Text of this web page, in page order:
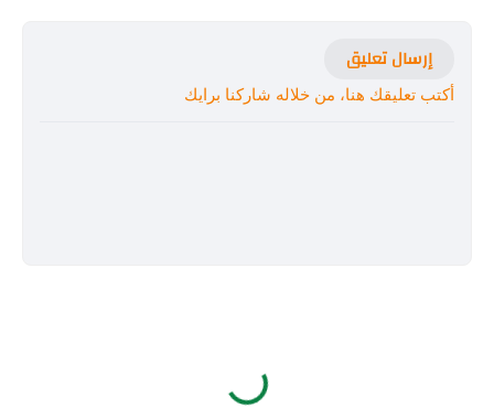
إرسال تعليق
أكتب تعليقك هنا، من خلاله شاركنا برايك